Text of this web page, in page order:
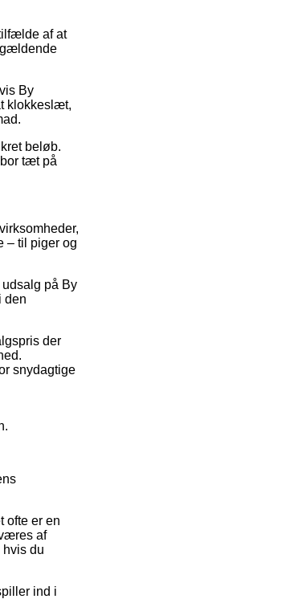
af at
By
klokkeslæt,
beløb.
tæt på
– til piger og
på By
den
der
snydagtige
ofte er en
af
hvis du
ind i